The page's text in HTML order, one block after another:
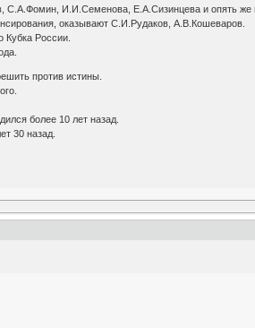
И.И.Семенова, Е.А.Сизинцева и опять же
оказывают С.И.Рудаков, А.В.Кошеваров.
Кубка России.
против истины.
более 10 лет назад.
30 назад.